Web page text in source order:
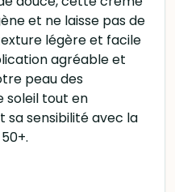
et ne laisse pas de
légère et facile
agréable et
peau des
soleil tout en
sa sensibilité avec la